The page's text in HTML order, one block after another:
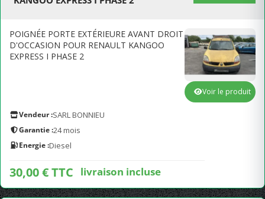
POIGNÉE PORTE EXTÉRIEURE AVANT DROIT
D'OCCASION POUR RENAULT KANGOO
EXPRESS I PHASE 2
Vendeur :SARL BONNIEU
Garantie :24 mois
Energie :Diesel
30,00 € TTC livraison incluse
Voir le produit